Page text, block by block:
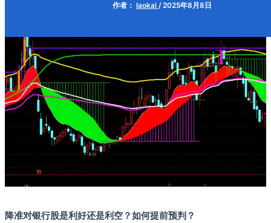
作者： laokai /2025年8月8日
降准对银行股是利好还是利空？如何提前预判？